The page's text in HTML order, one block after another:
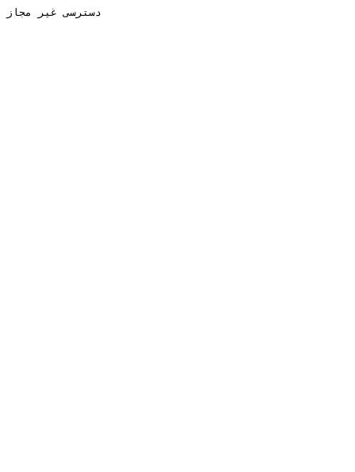
دسترسی غیر مجاز